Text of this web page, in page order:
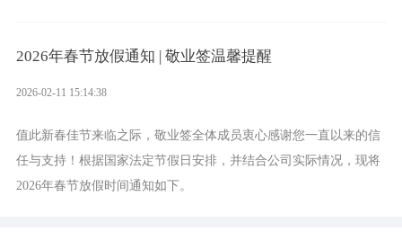
战，顺利达成目标。
2026年春节放假通知 | 敬业签温馨提醒
2026-02-11 15:14:38
值此新春佳节来临之际，敬业签全体成员衷心感谢您一直以来的信
任与支持！根据国家法定节假日安排，并结合公司实际情况，现将
2026年春节放假时间通知如下。